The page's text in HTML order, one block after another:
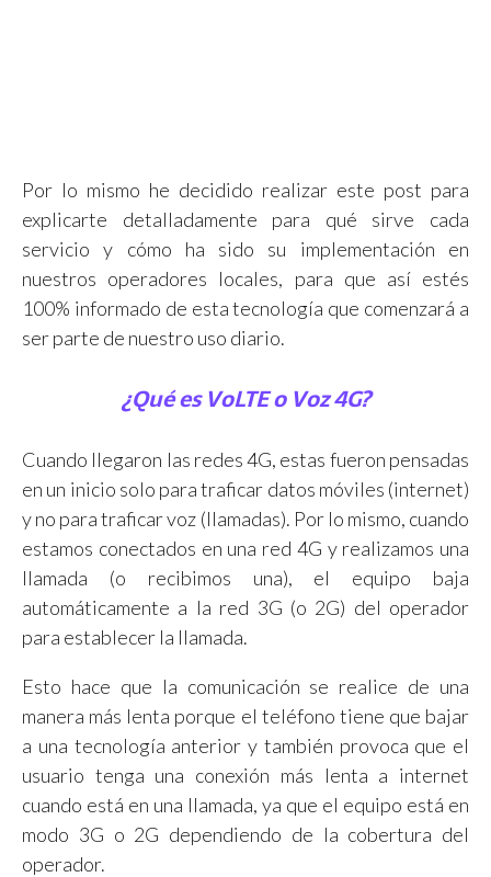
Por lo mismo he decidido realizar este post para
explicarte detalladamente para qué sirve cada
servicio y cómo ha sido su implementación en
nuestros operadores locales, para que así estés
100% informado de esta tecnología que comenzará a
ser parte de nuestro uso diario.
¿Qué es VoLTE o Voz 4G?
Cuando llegaron las redes 4G, estas fueron pensadas
en un inicio solo para traficar datos móviles (internet)
y no para traficar voz (llamadas). Por lo mismo, cuando
estamos conectados en una red 4G y realizamos una
llamada (o recibimos una), el equipo baja
automáticamente a la red 3G (o 2G) del operador
para establecer la llamada.
Esto hace que la comunicación se realice de una
manera más lenta porque el teléfono tiene que bajar
a una tecnología anterior y también provoca que el
usuario tenga una conexión más lenta a internet
cuando está en una llamada, ya que el equipo está en
modo 3G o 2G dependiendo de la cobertura del
operador.